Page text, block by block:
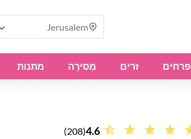
Jerusalem
פרחים זרים מְסִירָה מתנות
4.6
(208)